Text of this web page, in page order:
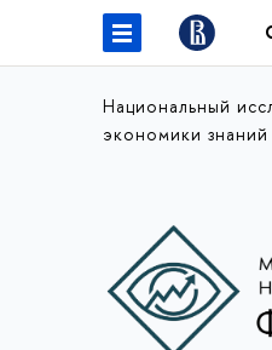
Национальный
экономики знаний